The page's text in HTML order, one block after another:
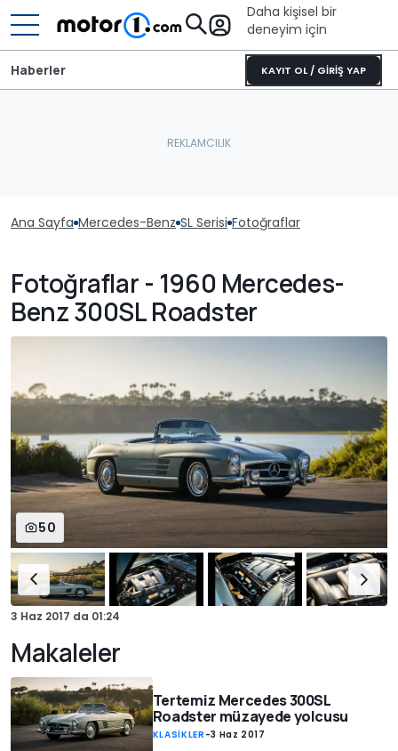
Daha kişisel bir
deneyim için
KAYIT OL / GİRİŞ YAP
Haberler
Ana Sayfa Mercedes-Benz SL Serisi Fotoğraflar
Fotoğraflar - 1960 Mercedes-
Benz 300SL Roadster
50
3 Haz 2017 da 01:24
Makaleler
Tertemiz Mercedes 300SL
Roadster müzayede yolcusu
KLASİKLER -3 Haz 2017